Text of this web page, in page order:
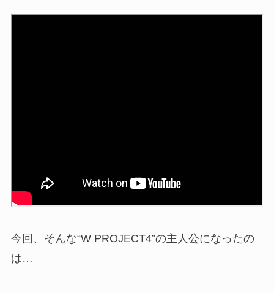
今回、そんな“W PROJECT4”の主人公になったの
は…